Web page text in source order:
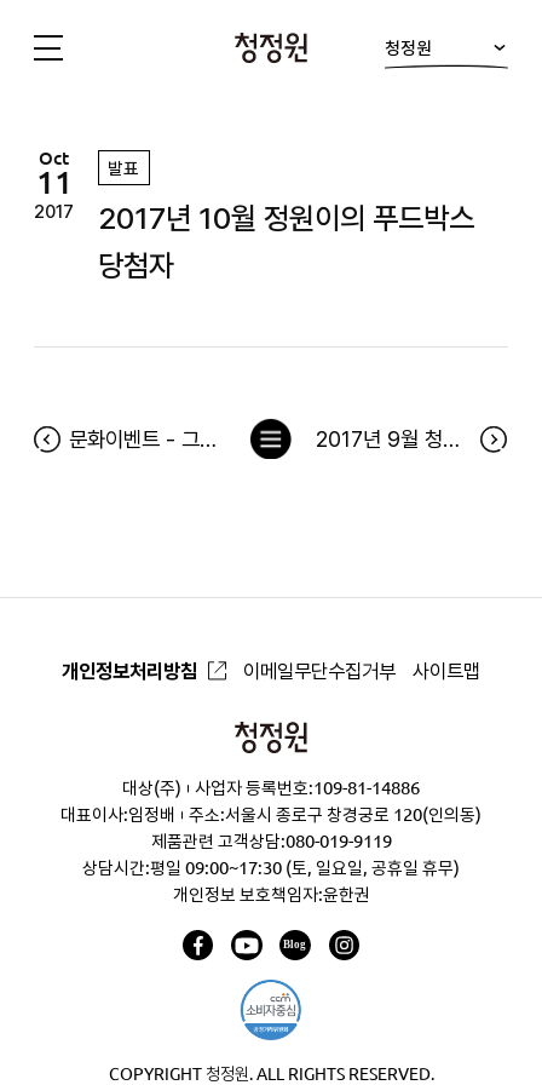
청정원
Oct
11
2017
발표
2017년 10월 정원이의 푸드박스
당첨자
문화이벤트 - 그녀를 믿지마세요 당첨자 2017년 9월 청정원 출석 이벤트 및 바로 방문 당첨자
목
개인정보처리방침 이메일무단수집거부 사이트맵
청
원
대상(주)
사업자 등록번호:109-81-14886
대표이사:임정배
주소:서울시 종로구 창경궁로 120(인의동)
제품관련 고객상담:080-019-9119
상담시간:평일 09:00~17:30 (토, 일요일, 공휴일 휴무)
개인정보 보호책임자:윤한권
COPYRIGHT 청정원. ALL RIGHTS RESERVED.